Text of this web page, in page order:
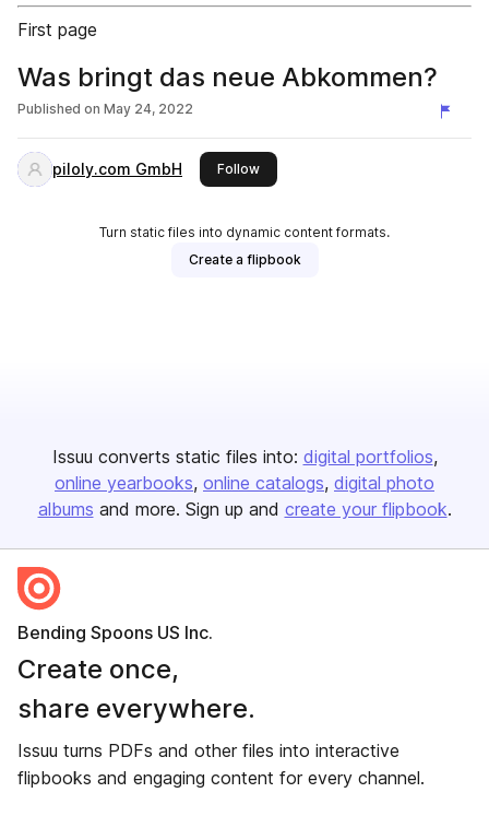
First page
Was bringt das neue Abkommen?
Published on May 24, 2022
piloly.com GmbH Followthis publisher
Turn static files into dynamic content formats.
Create a flipbook
Issuu converts static files into: digital portfolios
online yearbooks online catalogs digital photo
albums and more. Sign up and create your flipbook.
Bending Spoons US Inc.
Create once,
share everywhere.
Issuu turns PDFs and other files into interactive
flipbooks and engaging content for every channel.